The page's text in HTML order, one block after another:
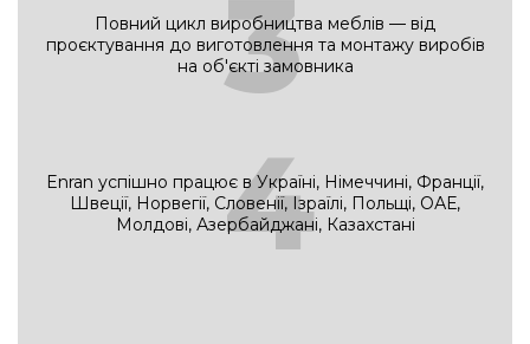
3
Повний цикл виробництва меблів — від
проєктування до виготовлення та монтажу виробів
на об'єкті замовника
4
Enran успішно працює в Україні, Німеччині, Франції,
Швеції, Норвегії, Словенії, Ізраїлі, Польщі, ОАЕ,
Молдові, Азербайджані, Казахстані